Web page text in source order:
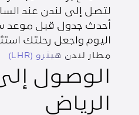
أحدث جدول قبل موعد
اليوم واجعل رحلتك
مطار لندن هيثرو (LHR)
الوصول
الرياض